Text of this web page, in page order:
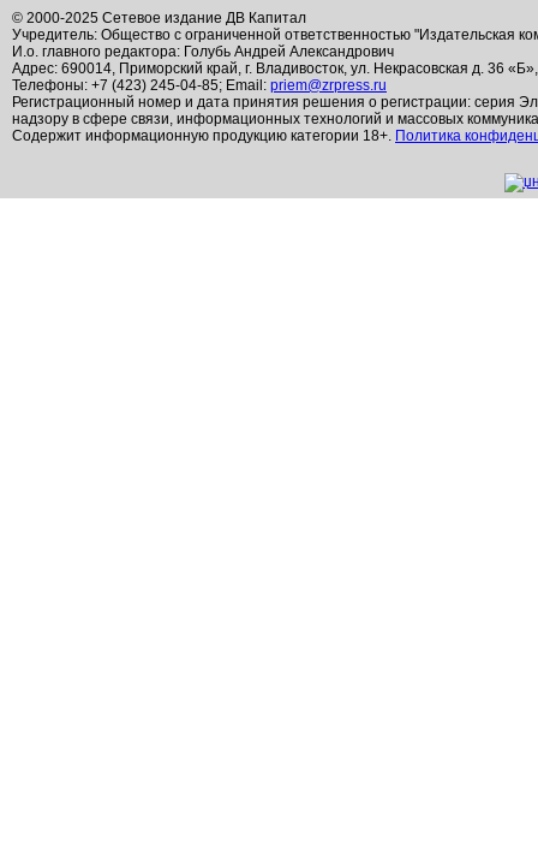
© 2000-2025 Сетевое издание ДВ Капитал
Учредитель: Общество с ограниченной ответственностью "Издательская
И.о. главного редактора: Голубь Андрей Александрович
Адрес: 690014, Приморский край, г. Владивосток, ул. Некрасовская д. 36
Телефоны: +7 (423) 245-04-85; Email: priem@zrpress.ru
Регистрационный номер и дата принятия решения о регистрации: серия
надзору в сфере связи, информационных технологий и массовых
Содержит информационную продукцию категории 18+. Политика